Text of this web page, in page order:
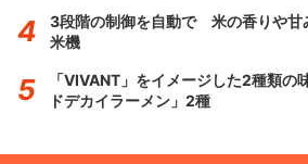
3段階の制御を自動で 米の香りや甘
米機
「VIVANT」をイメージした2種類
ドデカイラーメン」2種